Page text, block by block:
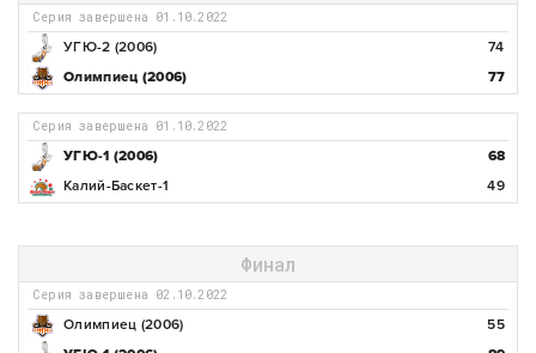
Серия завершена 01.10.2022
УГЮ-2 (2006)
74
Олимпиец (2006)
77
Серия завершена 01.10.2022
УГЮ-1 (2006)
68
Калий-Баскет-1
49
Финал
Серия завершена 02.10.2022
Олимпиец (2006)
55